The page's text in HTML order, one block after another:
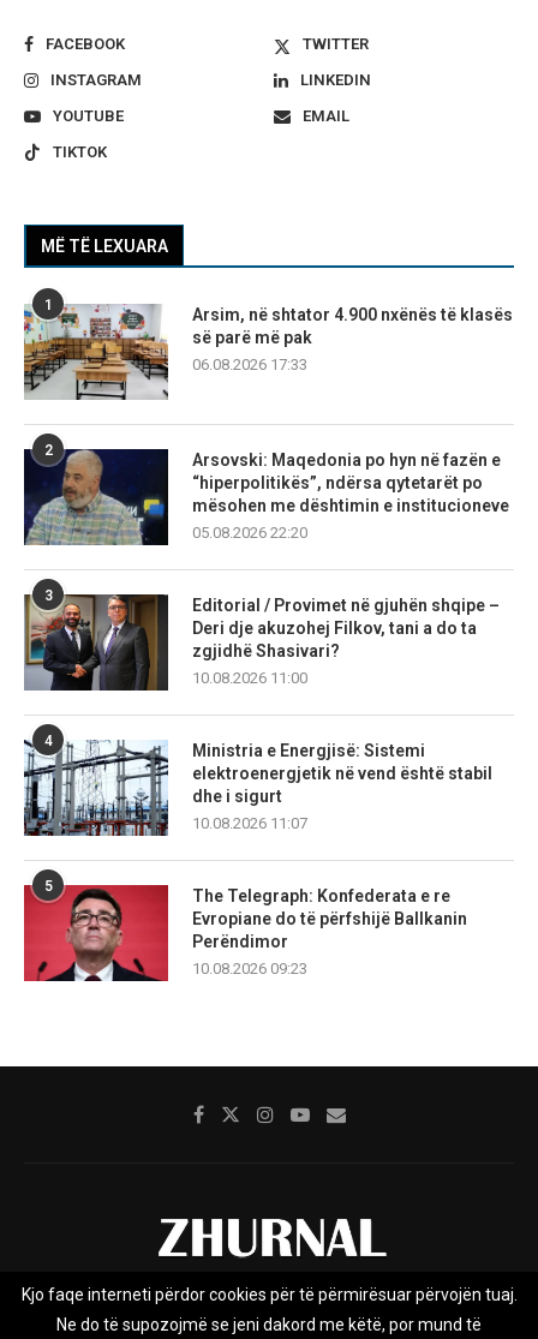
FACEBOOK
TWITTER
INSTAGRAM
LINKEDIN
YOUTUBE
EMAIL
TIKTOK
MË TË LEXUARA
1
Arsim, në shtator 4.900 nxënës të klasës
së parë më pak
06.08.2026 17:33
2
Arsovski: Maqedonia po hyn në fazën e
“hiperpolitikës”, ndërsa qytetarët po
mësohen me dështimin e institucioneve
05.08.2026 22:20
3
Editorial / Provimet në gjuhën shqipe –
Deri dje akuzohej Filkov, tani a do ta
zgjidhë Shasivari?
10.08.2026 11:00
4
Ministria e Energjisë: Sistemi
elektroenergjetik në vend është stabil
dhe i sigurt
10.08.2026 11:07
5
The Telegraph: Konfederata e re
Evropiane do të përfshijë Ballkanin
Perëndimor
10.08.2026 09:23
Rreth nesh Impresumi Marketing
Kontakt
Kjo faqe interneti përdor cookies për të përmirësuar përvojën tuaj.
Ne do të supozojmë se jeni dakord me këtë, por mund të